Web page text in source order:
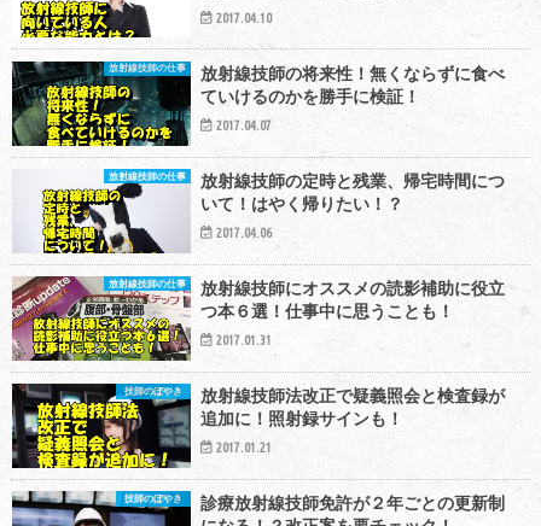
2017.04.10
放射線技師の仕事
放射線技師の将来性！無くならずに食べ
ていけるのかを勝手に検証！
2017.04.07
放射線技師の仕事
放射線技師の定時と残業、帰宅時間につ
いて！はやく帰りたい！？
2017.04.06
放射線技師の仕事
放射線技師にオススメの読影補助に役立
つ本６選！仕事中に思うことも！
2017.01.31
技師のぼやき
放射線技師法改正で疑義照会と検査録が
追加に！照射録サインも！
2017.01.21
技師のぼやき
診療放射線技師免許が２年ごとの更新制